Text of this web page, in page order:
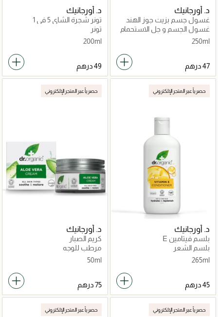
د. أورجانيك
غسول جسم بزيت جوز الهند
البكر
غسول الجسم و جل الاستحمام
250ml
د. أورجانيك
تونر شجرة الشاي 5 في 1
تونر
200ml
حصرياً عبر المتجر الإلكتروني
د. أورجانيك
بلسم فيتامين E
بلسم الشعر
265ml
حصرياً عبر المتجر الإلكتروني
د. أورجانيك
كريم الصبار
مرطب للوجه
50ml
حصرياً عبر المتجر الإلكتروني حصرياً عبر المتجر الإلكتروني